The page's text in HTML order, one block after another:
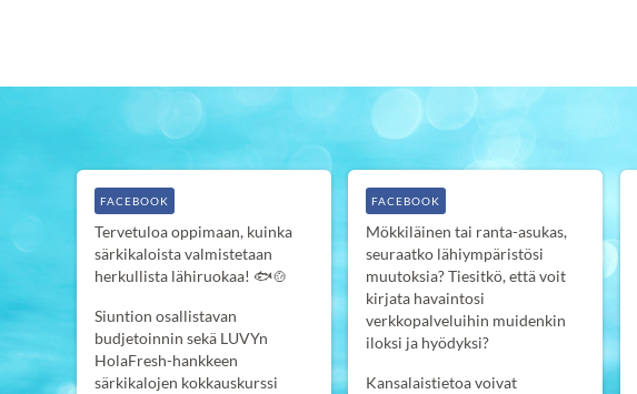
Tervetuloa oppimaan, kuinka
särkikaloista valmistetaan
herkullista lähiruokaa! 🐟🍲
Siuntion osallistavan
budjetoinnin sekä LUVYn
HolaFresh-hankkeen
särkikalojen kokkauskurssi
FACEBOOK
Mökkiläinen tai ranta-asukas,
seuraatko lähiympäristösi
muutoksia? Tiesitkö, että voit
kirjata havaintosi
verkkopalveluihin muidenkin
iloksi ja hyödyksi?
Kansalaistietoa voivat
FACEBOOK